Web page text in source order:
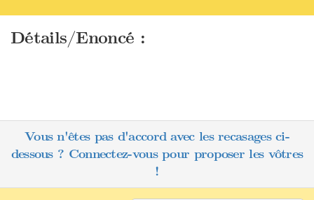
Détails/Enoncé :
Vous n'êtes pas d'accord avec les recasages ci-
dessous ? Connectez-vous pour proposer les vôtres
!